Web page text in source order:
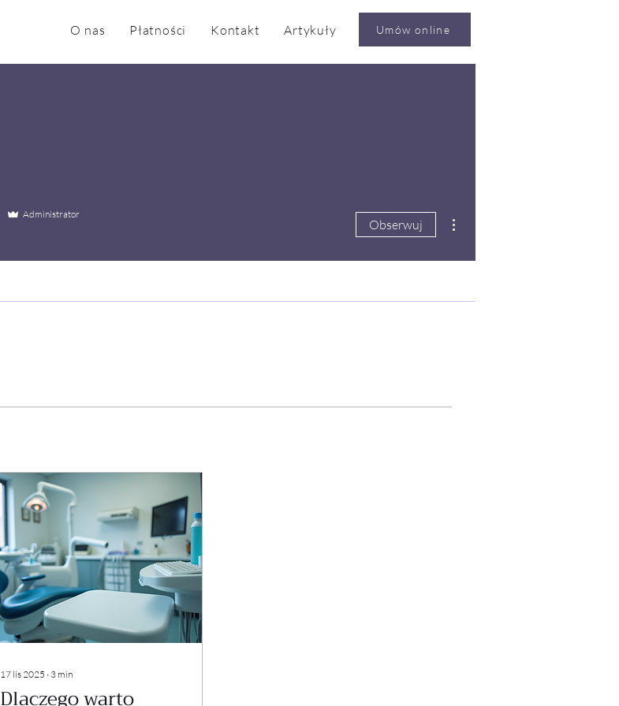
O nas Płatności Kontakt Artykuły Umów online
Administrator
Obserwuj
17 lis 2025 ∙ 3 min
Dlaczego warto